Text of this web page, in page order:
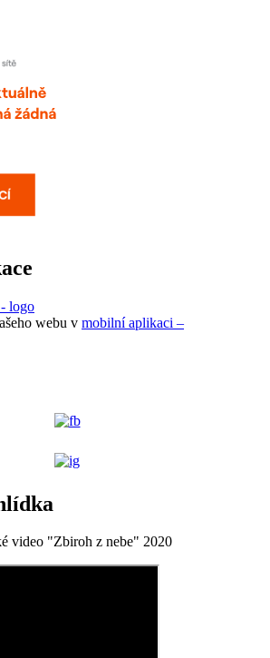
webu v mobilní aplikaci –
video "Zbiroh z nebe" 2020